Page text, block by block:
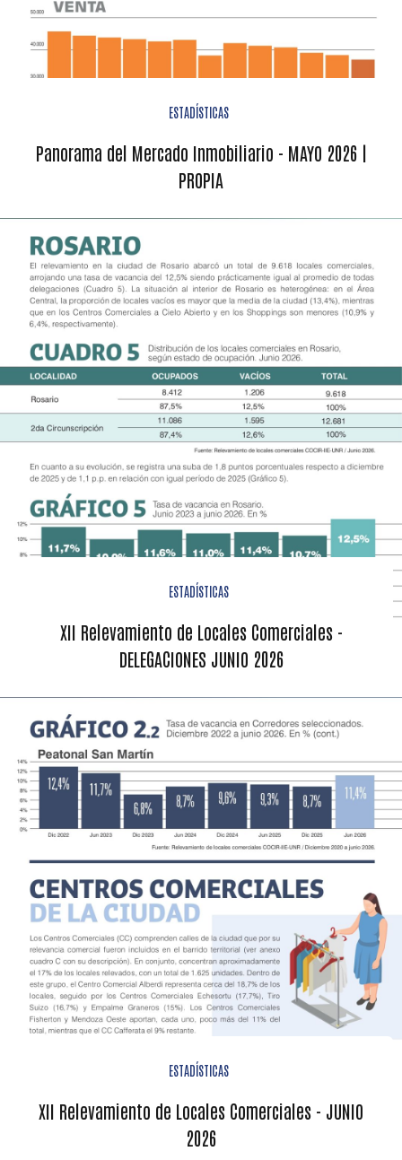
ESTADÍSTICAS
Panorama del Mercado Inmobiliario - MAYO 2026 |
PROPIA
ESTADÍSTICAS
XII Relevamiento de Locales Comerciales -
DELEGACIONES JUNIO 2026
ESTADÍSTICAS
XII Relevamiento de Locales Comerciales - JUNIO
2026